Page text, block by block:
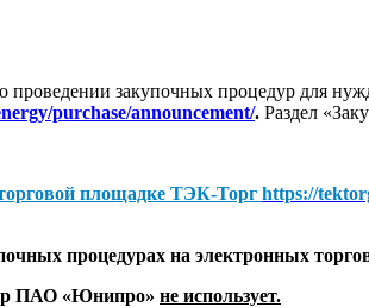
проведении закупочных процедур для
purchase/announcement/. Раздел
площадке ТЭК-Торг https://
процедурах на электронных
ПАО «Юнипро» не использует.